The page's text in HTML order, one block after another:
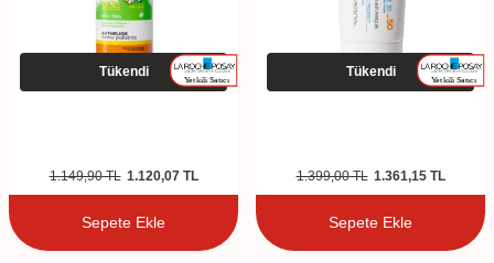
Tükendi
1.149,90TL 1.120,07TL
Sepete Ekle
Tükendi
1.399,00TL 1.361,15TL
Sepete Ekle